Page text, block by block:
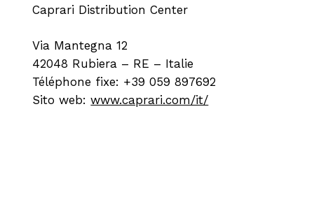
Caprari Distribution Center
Via Mantegna 12
42048 Rubiera – RE – Italie
Téléphone fixe: +39 059 897692
Sito web:www.caprari.com/it/